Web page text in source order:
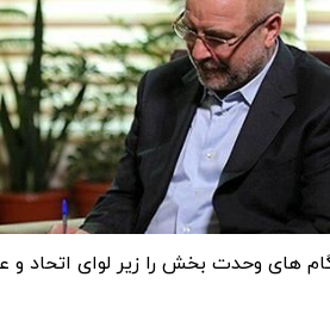
های وحدت‌ بخش را زیر لوای اتحاد و